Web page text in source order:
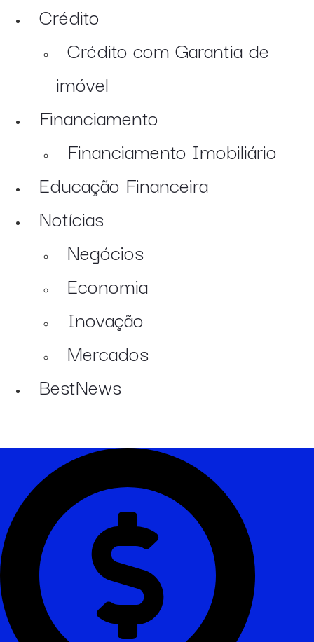
Crédito
Crédito com Garantia de
imóvel
Financiamento
Financiamento Imobiliário
Educação Financeira
Notícias
Negócios
Economia
Inovação
Mercados
BestNews